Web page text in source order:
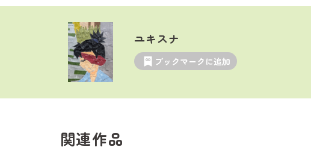
ユキスナ
ブックマークに追加
関連作品